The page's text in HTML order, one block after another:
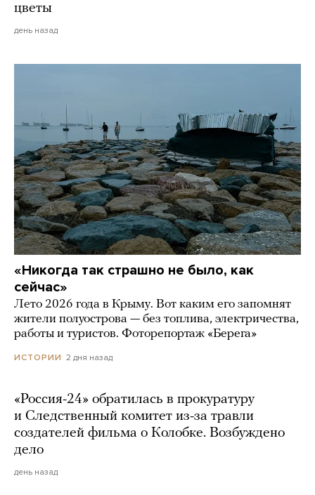
цветы
день назад
«Никогда так страшно не было, как
сейчас»
Лето 2026 года в Крыму. Вот каким его запомнят
жители полуострова — без топлива, электричества,
работы и туристов. Фоторепортаж «Берега»
ИСТОРИИ 2 дня назад
«Россия-24» обратилась в прокуратуру
и Следственный комитет из-за травли
создателей фильма о Колобке. Возбуждено
дело
день назад